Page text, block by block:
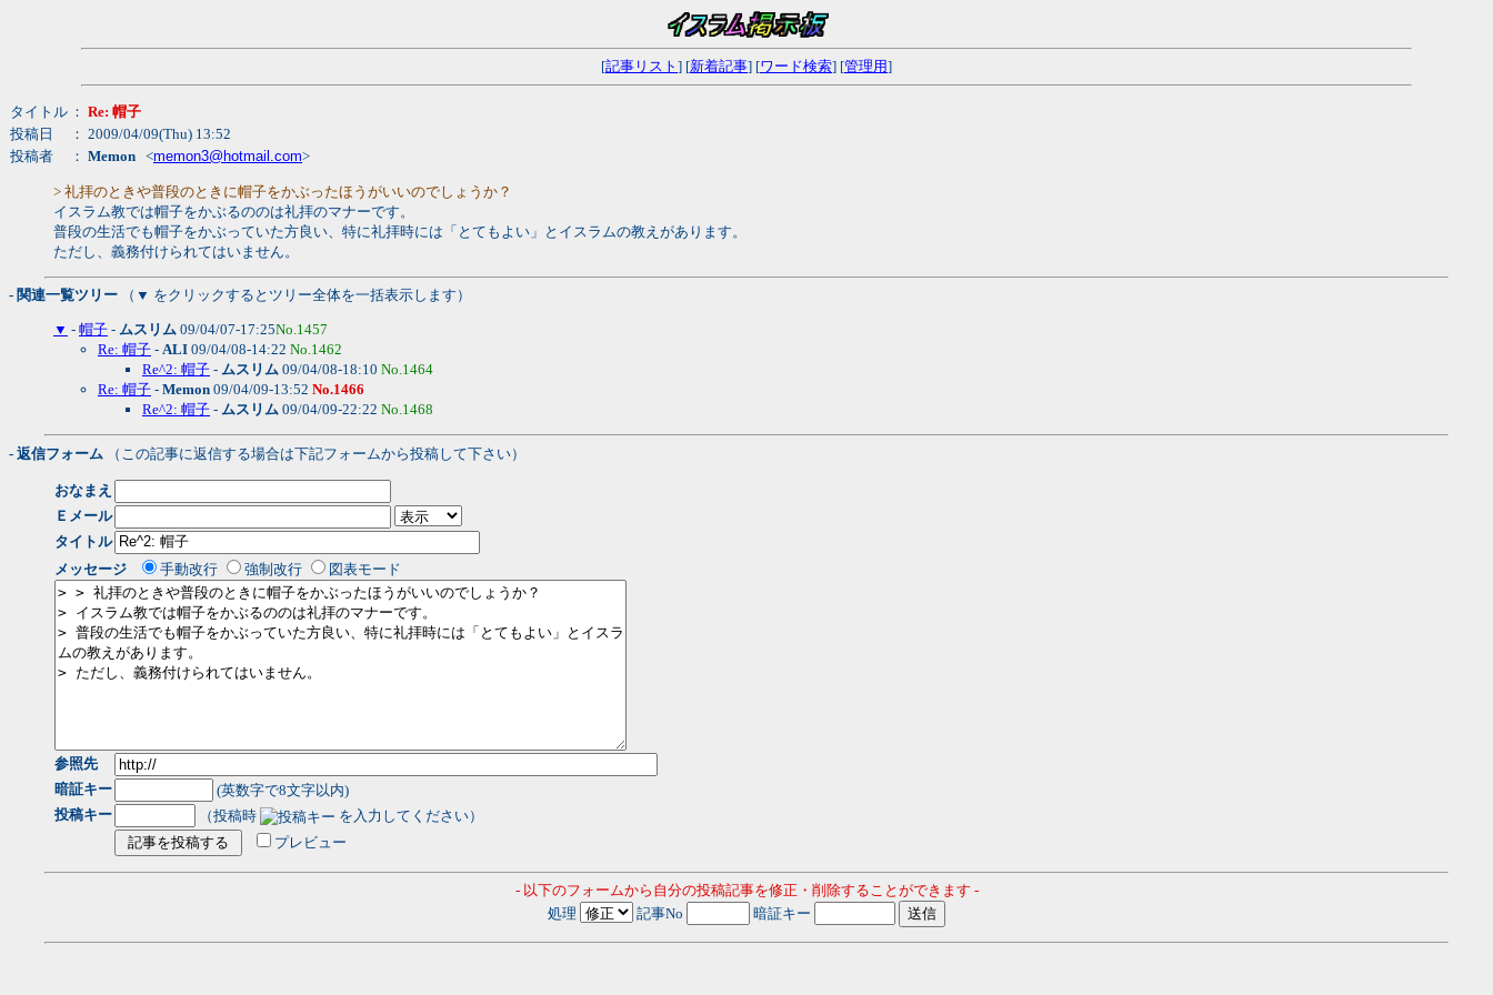
[記事リスト ] [新着記事] [ワード検索] [管理用]
タイトル ： Re: 帽子
投稿日
： 2009/04/09(Thu) 13:52
投稿者
： Memon <memon3@hotmail.com>
> 礼拝のときや普段のときに帽子をかぶったほうがいいのでしょうか？
イスラム教では帽子をかぶるののは礼拝のマナーです。
普段の生活でも帽子をかぶっていた方良い、特に礼拝時には「とてもよい」とイスラムの教えがあります。
ただし、義務付けられてはいません。
- 関連一覧ツリー （▼ をクリックするとツリー全体を一括表示します）
▼ - 帽子 - ムスリム 09/04/07-17:25No.1457
Re: 帽子 - ALI 09/04/08-14:22 No.1462
Re^2: 帽子 - ムスリム 09/04/08-18:10 No.1464
Re: 帽子 - Memon 09/04/09-13:52 No.1466
Re^2: 帽子 - ムスリム 09/04/09-22:22 No.1468
- 返信フォーム （この記事に返信する場合は下記フォームから投稿して下さい）
おなまえ
Ｅメール
タイトル
メッセージ
手動改行 強制改行 図表モード
参照先
暗証キー
(英数字で8文字以内)
投稿キー
（投稿時
を入力してください）
プレビュー
- 以下のフォームから自分の投稿記事を修正・削除することができます -
処理
記事No 暗証キー